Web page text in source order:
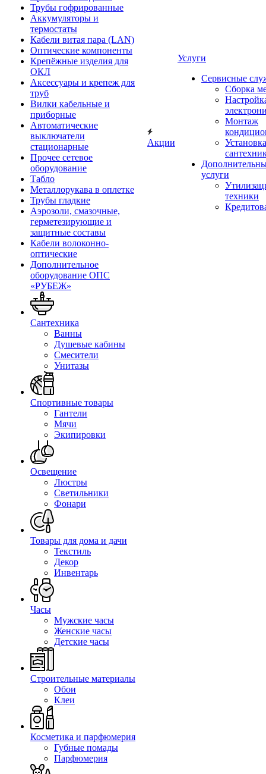
Трубы гофрированные
Аккумуляторы и
термостаты
Кабели витая пара (LAN)
Оптические компоненты
Крепёжные изделия для
ОКЛ
Аксессуары и крепеж для
труб
Вилки кабельные и
приборные
Автоматические
выключатели
стационарные
Прочее сетевое
оборудование
Табло
Металлорукава в оплетке
Трубы гладкие
Аэрозоли, смазочные,
герметезирующие и
защитные составы
Кабели волоконно-
оптические
Дополнительное
оборудование ОПС
«РУБЕЖ»
Сантехника
Ванны
Душевые кабины
Смесители
Унитазы
Спортивные товары
Гантели
Мячи
Экипировки
Освещение
Люстры
Светильники
Фонари
Товары для дома и дачи
Текстиль
Декор
Инвентарь
Часы
Мужские часы
Женские часы
Детские часы
Строительные материалы
Обои
Клеи
Косметика и парфюмерия
Губные помады
Парфюмерия
Акции
Услуги
Сервисные
Сборка
Монтаж
Установка
услуги
техники